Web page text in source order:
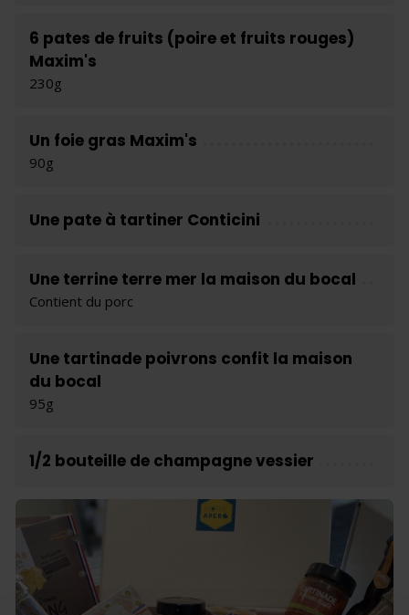
6 pates de fruits (poire et fruits rouges)
Maxim's
230g
Un foie gras Maxim's
90g
Une pate à tartiner Conticini
Une terrine terre mer la maison du bocal
Contient du porc
Une tartinade poivrons confit la maison
du bocal
95g
1/2 bouteille de champagne vessier